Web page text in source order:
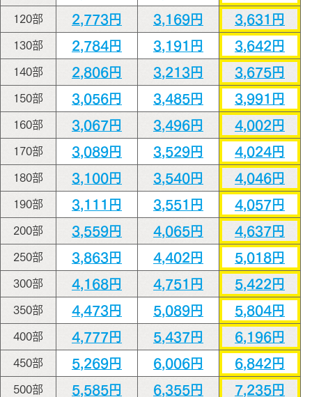
120部 2,773円 3,169円 3,631円
130部 2,784円 3,191円 3,642円
140部 2,806円 3,213円 3,675円
150部 3,056円 3,485円 3,991円
160部 3,067円 3,496円 4,002円
170部 3,089円 3,529円 4,024円
180部 3,100円 3,540円 4,046円
190部 3,111円 3,551円 4,057円
200部 3,559円 4,065円 4,637円
250部 3,863円 4,402円 5,018円
300部 4,168円 4,751円 5,422円
350部 4,473円 5,089円 5,804円
400部 4,777円 5,437円 6,196円
450部 5,269円 6,006円 6,842円
500部 5,585円 6,355円 7,235円